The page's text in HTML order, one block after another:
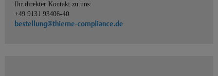
Ihr direkter Kontakt zu uns:
+49 9131 93406-40
bestellung@thieme-compliance.de